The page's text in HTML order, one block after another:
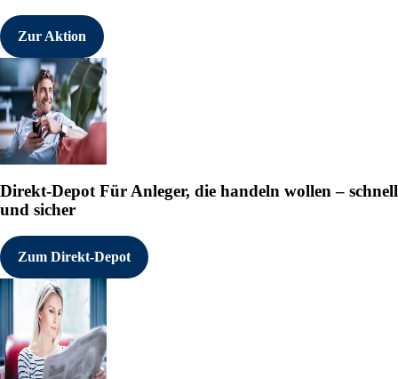
Zur Aktion
Direkt-Depot Für Anleger, die handeln wollen – schnell
und sicher
Zum Direkt-Depot